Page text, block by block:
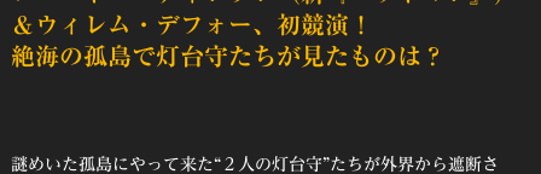
＆ウィレム・デフォー、初競演！
絶海の孤島で灯台守たちが見たものは？
謎めいた孤島にやって来た“２⼈の灯台守”たちが外界から遮断さ